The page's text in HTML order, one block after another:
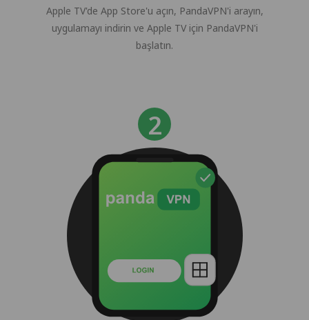
Apple TV'de App Store'u açın, PandaVPN'i arayın,
uygulamayı indirin ve Apple TV için PandaVPN'i
başlatın.